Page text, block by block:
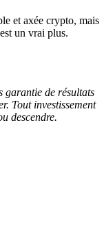
et axée crypto, mais
un vrai plus.
garantie de résultats
Tout investissement
descendre.